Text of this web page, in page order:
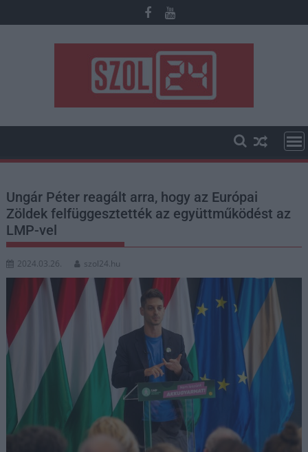
to
Ungár Péter reagált arra, hogy az Európai
Zöldek felfüggesztették az együttműködést az
LMP-vel
2024.03.26. szol24.hu